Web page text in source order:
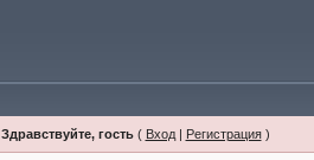
Здравствуйте, гость( Вход| Регистрация)